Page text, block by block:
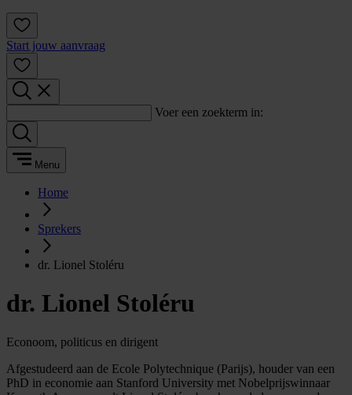
Start jouw aanvraag
Voer een zoekterm in:
Menu
Home
Sprekers
dr. Lionel Stoléru
dr. Lionel Stoléru
Econoom, politicus en dirigent
Afgestudeerd aan de Ecole Polytechnique (Parijs), houder van een
PhD in economie aan Stanford University met Nobelprijswinnaar